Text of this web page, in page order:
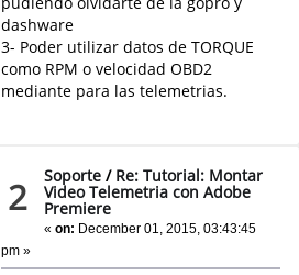
dashware
3- Poder utilizar datos de TORQUE
como RPM o velocidad OBD2
mediante para las telemetrias.
2 Soporte / Re: Tutorial: Montar
Video Telemetria con Adobe
Premiere
«on: December 01, 2015, 03:43:45
pm »